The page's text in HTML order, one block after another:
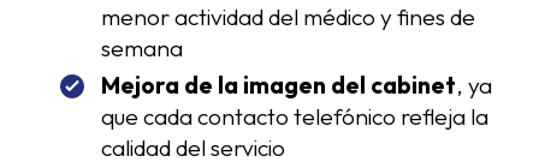
menor actividad del médico y fines de
semana
Mejora de la imagen del cabinet, ya
que cada contacto telefónico refleja la
calidad del servicio